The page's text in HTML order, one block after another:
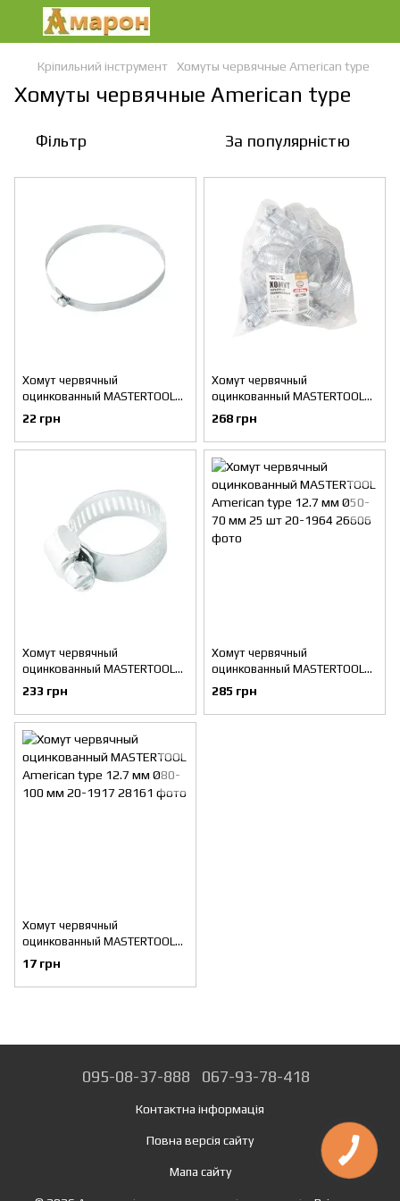
Кріпильний інструмент Хомуты червячные American type
Хомуты червячные American type
Фільтр За популярністю
Хомут червячный
оцинкованный MASTERTOOL
American type 12.7 мм Ø120-
140 мм 20-1921
22 грн
Хомут червячный
оцинкованный MASTERTOOL
American type 12.7 мм Ø32-50
мм 25 шт 20-1961
268 грн
Хомут червячный
оцинкованный MASTERTOOL
American type 12.7 мм Ø25-40
мм 25 шт 20-1958
233 грн
Хомут червячный
оцинкованный MASTERTOOL
American type 12.7 мм Ø50-70
мм 25 шт 20-1964
285 грн
Хомут червячный
оцинкованный MASTERTOOL
American type 12.7 мм Ø80-
100 мм 20-1917
17 грн
095-08-37-888 067-93-78-418
Контактна інформація
Повна версія сайту
Мапа сайту